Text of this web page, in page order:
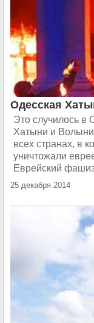
Одесская
Это случилось в
Хатыни и Волыни
всех странах, в
уничтожали
Еврейский
25 декабря 2014